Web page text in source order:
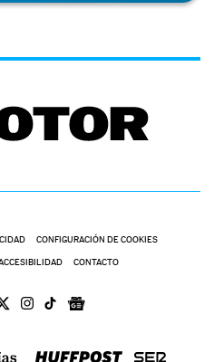
CONFIGURACIÓN DE COOKIES
CONTACTO